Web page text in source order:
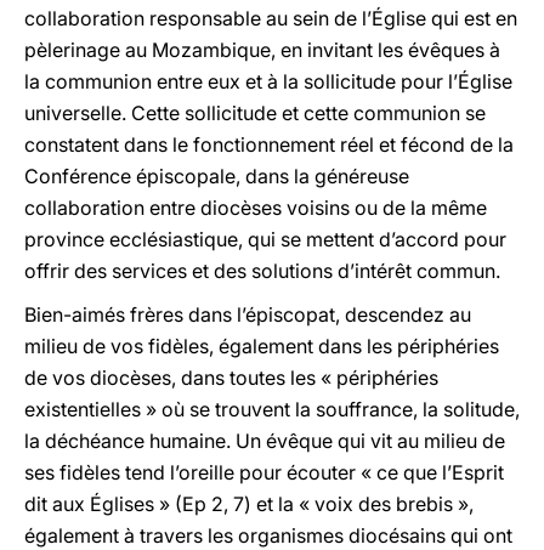
collaboration responsable au sein de l’Église qui est en
pèlerinage au Mozambique, en invitant les évêques à
la communion entre eux et à la sollicitude pour l’Église
universelle. Cette sollicitude et cette communion se
constatent dans le fonctionnement réel et fécond de la
Conférence épiscopale, dans la généreuse
collaboration entre diocèses voisins ou de la même
province ecclésiastique, qui se mettent d’accord pour
offrir des services et des solutions d’intérêt commun.
Bien-aimés frères dans l’épiscopat, descendez au
milieu de vos fidèles, également dans les périphéries
de vos diocèses, dans toutes les « périphéries
existentielles » où se trouvent la souffrance, la solitude,
la déchéance humaine. Un évêque qui vit au milieu de
ses fidèles tend l’oreille pour écouter « ce que l’Esprit
dit aux Églises » (Ep 2, 7) et la « voix des brebis »,
également à travers les organismes diocésains qui ont